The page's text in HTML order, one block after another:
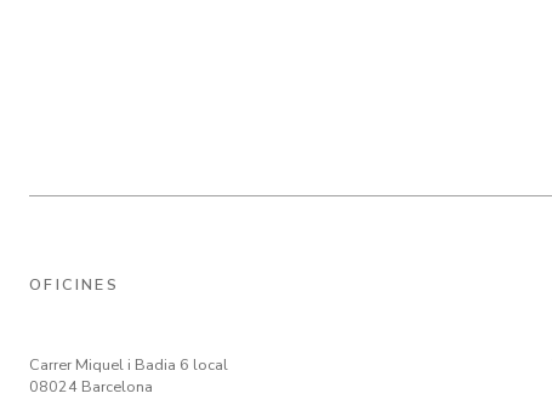
OFICINES
Carrer Miquel i Badia 6 local
08024 Barcelona